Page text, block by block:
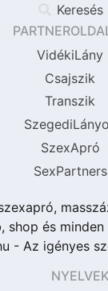
Keresés
VidékiLány
Csajszik
Transzik
SzexApró
SexPartners
shop és minden
- Az igényes
NYELVEK